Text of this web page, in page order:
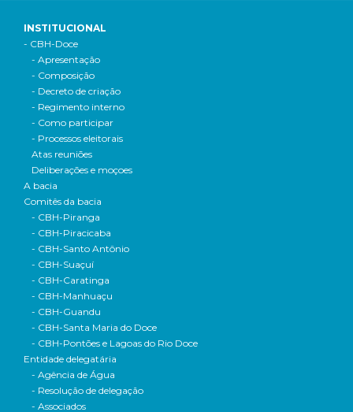
INSTITUCIONAL
- CBH-Doce
- Apresentação
- Composição
- Decreto de criação
- Regimento interno
- Como participar
- Processos eleitorais
Atas reuniões
Deliberações e moçoes
A bacia
Comitês da bacia
- CBH-Piranga
- CBH-Piracicaba
- CBH-Santo Antônio
- CBH-Suaçuí
- CBH-Caratinga
- CBH-Manhuaçu
- CBH-Guandu
- CBH-Santa Maria do Doce
- CBH-Pontões e Lagoas do Rio Doce
Entidade delegatária
- Agência de Água
- Resolução de delegação
- Associados